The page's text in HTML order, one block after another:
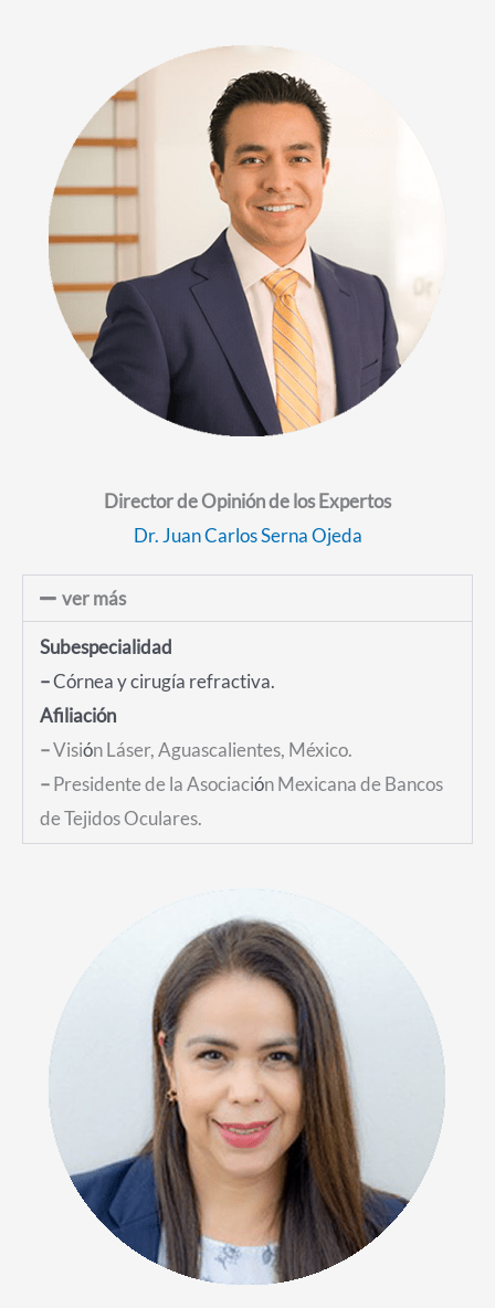
Director de Opinión de los Expertos
Dr. Juan Carlos Serna Ojeda
ver más
Subespecialidad
–Córnea ycirugía refractiva.
Afiliación
–Visión Láser, Aguascalientes, México.
–Presidente de la Asociación Mexicana de Bancos
de Tejidos Oculares.